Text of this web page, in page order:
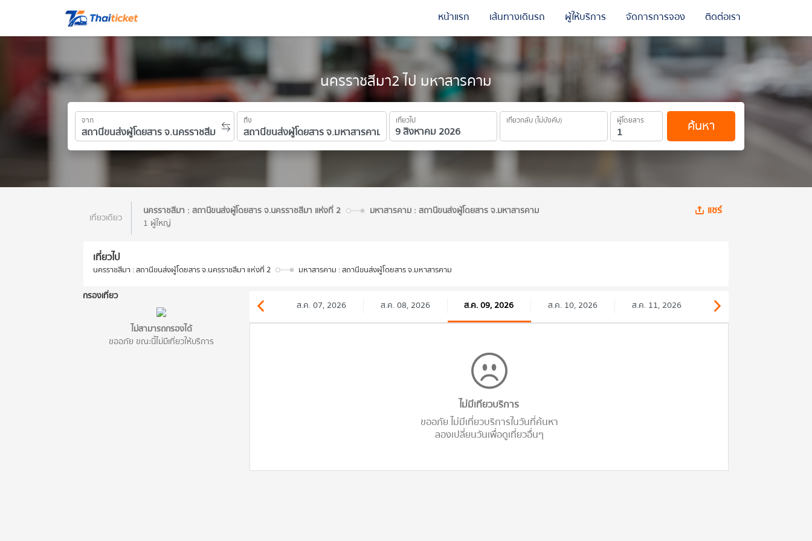
นครราชสีมา2 ไป มหาสารคาม
จาก ถึง เที่ยวไป เที่ยวกลับ (ไม่บังคับ) ผู้โดยสาร ค้นหา
หน้าแรก เส้นทางเดินรถ ผู้ให้บริการ จัดการการจอง ติดต่อเรา
เที่ยวเดียว
นครราชสีมา : สถานีขนส่งผู้โดยสาร จ.นครราชสีมา แห่งที่ 2
มหาสารคาม : สถานีขนส่งผู้โดยสาร จ.มหาสารคาม
1 ผู้ใหญ่
แชร์
เที่ยวไป
นครราชสีมา : สถานีขนส่งผู้โดยสาร จ.นครราชสีมา แห่งที่ 2 มหาสารคาม : สถานีขนส่งผู้โดยสาร จ.มหาสารคาม
กรองเที่ยว
ไม่สามารถกรองได้
ขออภัย ขณะนี้ไม่มีเที่ยวให้บริการ
ส.ค. 07, 2026 ส.ค. 08, 2026 ส.ค. 09, 2026 ส.ค. 10, 2026 ส.ค. 11, 2026
ไม่มีเทียวบริการ
ขออภัย ไม่มีเที่ยวบริการในวันที่ค้นหา
ลองเปลี่ยนวันเพื่อดูเที่ยวอื่นๆ